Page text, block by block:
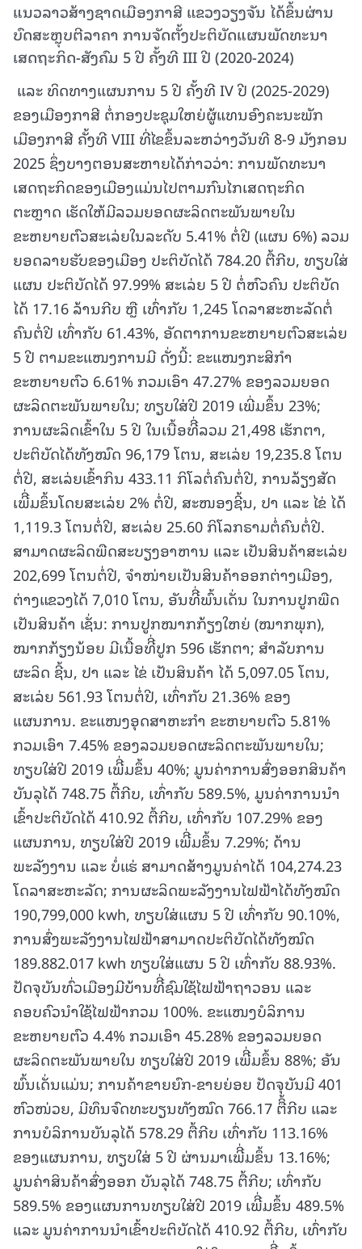
ແນວລາວສ້າງຊາດເມືອງກາສີ ແຂວງວຽງຈັນ ໄດ້ຂຶ້ນຜ່ານ
ບົດສະຫຼຸບຕີລາຄາ ການຈັດຕັ້ງປະຕິບັດແຜນພັດທະນາ
ເສດຖະກິດ-ສັງຄົມ 5 ປີ ຄັ້ງທີ III ປີ (2020-2024)
ແລະ ທິດທາງແຜນການ 5 ປີ ຄັ້ງທີ IV ປີ (2025-2029)
ຂອງເມືອງກາສີ ຕໍ່ກອງປະຊຸມໃຫຍ່ຜູ້ແທນອົງຄະນະພັກ
ເມືອງກາສີ ຄັ້ງທີ VIII ທີ່ໄຂຂຶ້ນລະຫວ່າງວັນທີ 8-9 ມັງກອນ
2025 ຊຶ່ງບາງຕອນສະຫາຍໄດ້ກ່າວວ່າ: ການພັດທະນາ
ເສດຖະກິດຂອງເມືອງແມ່ນໄປຕາມກົນໄກເສດຖະກິດ
ຕະຫຼາດ ເຮັດໃຫ້ມີລວມຍອດຜະລິດຕະພັນພາຍໃນ
ຂະຫຍາຍຕົວສະເລ່ຍໃນລະດັບ 5.41% ຕໍ່ປີ (ແຜນ 6%) ລວມ
ຍອດລາຍຮັບຂອງເມືອງ ປະຕິບັດໄດ້ 784.20 ຕື້ກີບ, ທຽບໃສ່
ແຜນ ປະຕິບັດໄດ້ 97.99% ສະເລ່ຍ 5 ປີ ຕໍ່ຫົວຄົນ ປະຕິບັດ
ໄດ້ 17.16 ລ້ານກີບ ຫຼື ເທົ່າກັບ 1,245 ໂດລາສະຫະລັດຕໍ່
ຄົນຕໍ່ປີ ເທົ່າກັບ 61.43%, ອັດຕາການຂະຫຍາຍຕົວສະເລ່ຍ
5 ປີ ຕາມຂະແໜງການມີ ດັ່ງນີ້: ຂະແໜງກະສິກຳ
ຂະຫຍາຍຕົວ 6.61% ກວມເອົາ 47.27% ຂອງລວມຍອດ
ຜະລິດຕະພັນພາຍໃນ; ທຽບໃສ່ປີ 2019 ເພີ່ມຂຶ້ນ 23%;
ການຜະລິດເຂົ້າໃນ 5 ປີ ໃນເນື້ອທີີ່ລວມ 21,498 ເຮັກຕາ,
ປະຕິບັດໄດ້ທັງໝົດ 96,179 ໂຕນ, ສະເລ່ຍ 19,235.8 ໂຕນ
ຕໍ່ປີ, ສະເລ່ຍເຂົ້າກິນ 433.11 ກິໂລຕໍ່ຄົນຕໍ່ປີ, ການລ້ຽງສັດ
ເພີີ່ມຂຶ້ນໂດຍສະເລ່ຍ 2% ຕໍ່ປີ, ສະໜອງຊີ້ນ, ປາ ແລະ ໄຂ່ ໄດ້
1,119.3 ໂຕນຕໍ່ປີ, ສະເລ່ຍ 25.60 ກິໂລກຣາມຕໍ່ຄົນຕໍ່ປີ.
ສາມາດຜະລິດພືດສະບຽງອາຫານ ແລະ ເປັນສິນຄ້າສະເລ່ຍ
202,699 ໂຕນຕໍ່ປີ, ຈຳໜ່າຍເປັນສິນຄ້າອອກຕ່າງເມືອງ,
ຕ່າງແຂວງໄດ້ 7,010 ໂຕນ, ອັນທີີ່ພົ້ນເດັ່ນ ໃນການປູກພືດ
ເປັນສິນຄ້າ ເຊັ່ນ: ການປູກໝາກກ້ຽງໃຫຍ່ (ໝາກພຸກ),
ໝາກກ້ຽງນ້ອຍ ມີເນື້ອທີີ່ປູກ 596 ເຮັກຕາ; ສຳລັບການ
ຜະລິດ ຊີ້ນ, ປາ ແລະ ໄຂ່ ເປັນສິນຄ້າ ໄດ້ 5,097.05 ໂຕນ,
ສະເລ່ຍ 561.93 ໂຕນຕໍ່ປີ, ເທົ່າກັບ 21.36% ຂອງ
ແຜນການ. ຂະແໜງອຸດສາຫະກຳ ຂະຫຍາຍຕົວ 5.81%
ກວມເອົາ 7.45% ຂອງລວມຍອດຜະລິດຕະພັນພາຍໃນ;
ທຽບໃສ່ປີ 2019 ເພີີ່ມຂຶ້ນ 40%; ມູນຄ່າການສົ່ງອອກສິນຄ້າ
ບັນລຸໄດ້ 748.75 ຕື້ກີບ, ເທົ່າກັບ 589.5%, ມູນຄ່າການນຳ
ເຂົ້າປະຕິບັດໄດ້ 410.92 ຕື້ກີບ, ເທົ່າກັບ 107.29% ຂອງ
ແຜນການ, ທຽບໃສ່ປີ 2019 ເພີີ່ມຂຶ້ນ 7.29%; ດ້ານ
ພະລັງງານ ແລະ ບໍ່ແຮ່ ສາມາດສ້າງມູນຄ່າໄດ້ 104,274.23
ໂດລາສະຫະລັດ; ການຜະລິດພະລັງງານໄຟຟ້າໄດ້ທັງໝົດ
190,799,000 kwh, ທຽບໃສ່ແຜນ 5 ປີ ເທົ່າກັບ 90.10%,
ການສົ່ງພະລັງງານໄຟຟ້າສາມາດປະຕິບັດໄດ້ທັງໝົດ
189.882.017 kwh ທຽບໃສ່ແຜນ 5 ປີ ເທົ່າກັບ 88.93%.
ປັດຈຸບັນທົ່ວເມືອງມີບ້ານທີີ່ຊົມໃຊ້ໄຟຟ້າຖາວອນ ແລະ
ຄອບຄົວນຳໃຊ້ໄຟຟ້າກວມ 100%. ຂະແໜງບໍລິການ
ຂະຫຍາຍຕົວ 4.4% ກວມເອົາ 45.28% ຂອງລວມຍອດ
ຜະລິດຕະພັນພາຍໃນ ທຽບໃສ່ປີ 2019 ເພີີ່ມຂຶ້ນ 88%; ອັນ
ພົ້ນເດັ່ນແມ່ນ; ການຄ້າຂາຍຍົກ-ຂາຍຍ່ອຍ ປັດຈຸບັນມີ 401
ຫົວໜ່ວຍ, ມີທຶນຈົດທະບຽນທັງໝົດ 766.17 ຕືິ້ກີບ ແລະ
ການບໍລິການບັນລຸໄດ້ 578.29 ຕື້ກີບ ເທົ່າກັບ 113.16%
ຂອງແຜນການ, ທຽບໃສ່ 5 ປີ ຜ່ານມາເພີີ່ມຂຶ້ນ 13.16%;
ມູນຄ່າສິນຄ້າສົ່ງອອກ ບັນລຸໄດ້ 748.75 ຕື້ກີບ; ເທົ່າກັບ
589.5% ຂອງແຜນການທຽບໃສ່ປີ 2019 ເພີີ່ມຂຶ້ນ 489.5%
ແລະ ມູນຄ່າການນໍາເຂົ້າປະຕິບັດໄດ້ 410.92 ຕື້ກີບ, ເທົ່າກັບ